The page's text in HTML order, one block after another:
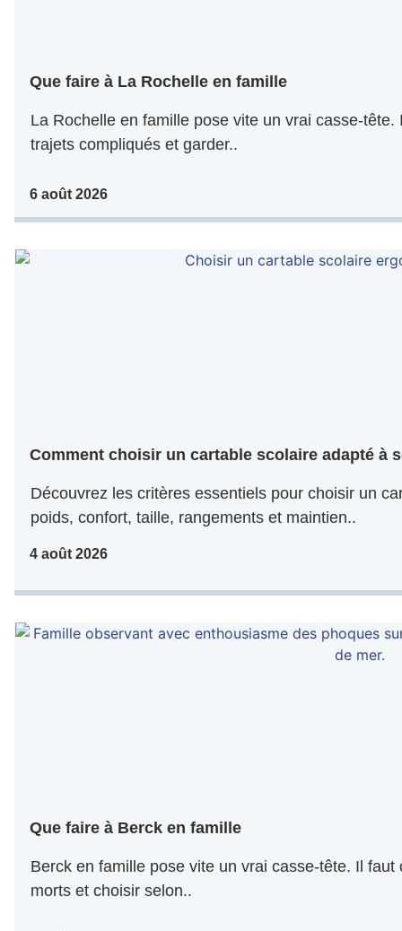
Que faire à La Rochelle en famille
La Rochelle en famille pose vite un vrai casse-
trajets compliqués et garder..
6 août 2026
Comment choisir un cartable scolaire adapté à
Découvrez les critères essentiels pour choisir un
poids, confort, taille, rangements et maintien..
4 août 2026
Que faire à Berck en famille
Berck en famille pose vite un vrai casse-tête. Il
morts et choisir selon..